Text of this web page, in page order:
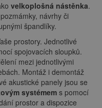
velkoplošná nástěnka.
návrhy či
špandlíky.
prostory. Jednotlivé
spojovacích sloupků.
mezi jednotlivými
Montáž i demontáž
akustické panely jsou se
systémems pomocí
prostor a dispozice